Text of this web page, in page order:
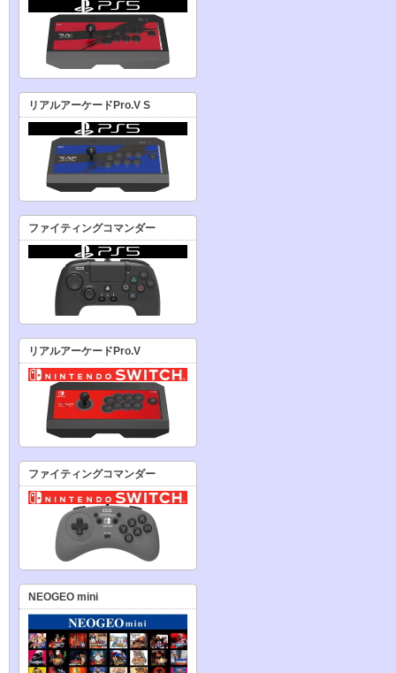
リアルアーケードPro.V S
ファイティングコマンダー
リアルアーケードPro.V
ファイティングコマンダー
NEOGEO mini